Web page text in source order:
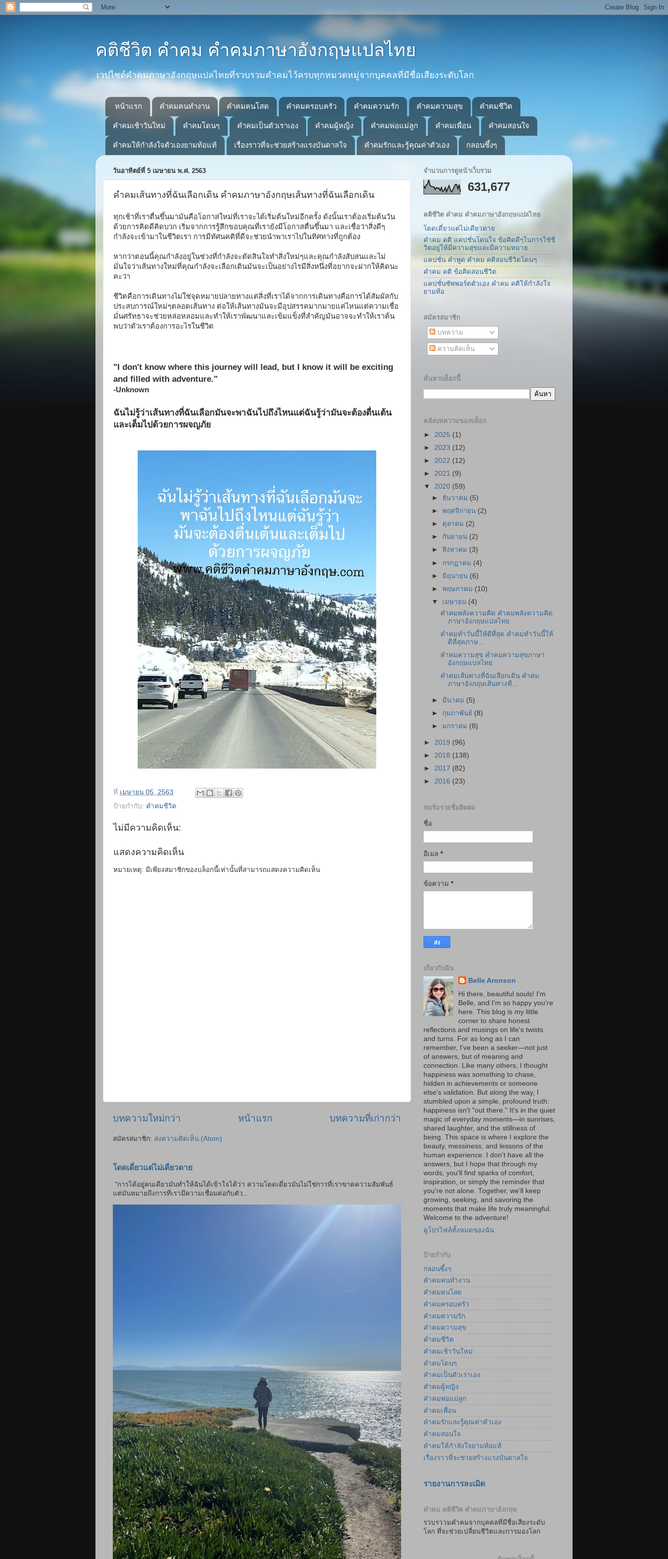
คติชีวิต คำคม คำคมภาษาอังกฤษแปลไทย
เวปไซด์คำคมภาษาอังกฤษแปลไทยที่รวบรวมคำคมไว้ครบทุกหมวดหมู่จากบุคคลที่มีชื่อเสียงระดับโลก
หน้าแรก คำคมคนทำงาน คำคมคนโสด คำคมครอบครัว คำคมความรัก คำคมความสุข คำคมชีวิต
คำคมเช้าวันใหม่ คำคมโดนๆ คำคมเป็นตัวเราเอง คำคมผู้หญิง คำคมพ่อแม่ลูก คำคมเพื่อน คำคมสอนใจ
คำคมให้กำลังใจตัวเองยามท้อแท้ เรื่องราวที่จะช่วยสร้างแรงบันดาลใจ คำคมรักและรู้คุณค่าตัวเอง กลอนซึ้งๆ
วันอาทิตย์ที่ 5 เมษายน พ.ศ. 2563
คำคมเส้นทางที่ฉันเลือกเดิน คำคมภาษาอังกฤษเส้นทางที่ฉันเลือกเดิน
ทุกเช้าที่เราตื่นขึ้นมามันคือโอกาสใหม่ที่เราจะได้เริ่มต้นใหม่อีกครั้ง ดังนั้นเราต้องเริ่มต้นวัน
ด้วยการคิดดีคิดบวก เริ่มจากการรู้สึกขอบคุณที่เรายังมีโอกาสตื่นขึ้นมา และเชื่อว่าสิ่งดีๆ
กำลังจะเข้ามาในชีวิตเรา การมีทัศนคติที่ดีจะช่วยนำพาเราไปในทิศทางที่ถูกต้อง
หากว่าตอนนี้คุณกำลังอยู่ในช่วงที่กำลังจะตัดสินใจทำสิ่งใหม่ๆและคุณกำลังสับสนและไม่
มั่นใจว่าเส้นทางใหม่ที่คุณกำลังจะเลือกเดินมันจะเป็นอย่างไรมีสิ่งหนึ่งที่อยากจะฝากให้คิดนะ
คะว่า
ชีวิตคือการเดินทางไม่ใช่จุดหมายปลายทางแต่สิ่งที่เราได้จากการเดินทางคือการได้สัมผัสกับ
ประสบการณ์ใหม่ๆตลอดเส้นทาง ต่อให้เส้นทางมันจะมีอุปสรรคมากมายแค่ไหนแต่ความเชื่อ
มั่นศรัทธาจะช่วยหล่อหลอมและทำให้เราพัฒนาและเข้มแข็งที่สำคัญมันอาจจะทำให้เราค้น
พบว่าตัวเราต้องการอะไรในชีวิต
"I don't know where this journey will lead, but I know it will be exciting
and filled with adventure."
-Unknown
ฉันไม่รู้ว่าเส้นทางที่ฉันเลือกมันจะพาฉันไปถึงไหนแต่ฉันรู้ว่ามันจะต้องตื่นเต้น
และเต็มไปด้วยการผจญภัย
ที่ เมษายน 05, 2563
ป้ายกำกับ: คำคมชีวิต
ไม่มีความคิดเห็น:
แสดงความคิดเห็น
หมายเหตุ: มีเพียงสมาชิกของบล็อกนี้เท่านั้นที่สามารถแสดงความคิดเห็น
บทความใหม่กว่า บทความที่เก่ากว่า
หน้าแรก
สมัครสมาชิก: ส่งความคิดเห็น (Atom)
โดดเดี่ยวแต่ไม่เดียวดาย
"การได้อยู่คนเดียวมันทำให้ฉันได้เข้าใจได้ว่า ความโดดเดี่ยวมันไม่ใช่การที่เราขาดความสัมพันธ์
แต่มันหมายถึงการที่เรามีความเชื่อมต่อกับตัว...
จำนวนการดูหน้าเว็บรวม
631,677
คติชีวิต คำคม คำคมภาษาอังกฤษแปลไทย
โดดเดี่ยวแต่ไม่เดียวดาย
คำคม คติ แคปชั่นโดนใจ ข้อคิดดีๆในการใชัชี
วิตอยู่ให้มีความสุขและมีความหมาย
แคปชั่น คำพูด คำคม คติสอนชีวิตโดนๆ
คำคม คติ ข้อคิดสอนชีวิต
แคปชั่นซัพพอร์ตตัวเอง คำคม คติให้กำลังใจ
ยามท้อ
สมัครสมาชิก
บทความ
ความคิดเห็น
ค้นหาบล็อกนี้
คลังบทความของบล็อก
► 2025 (1)
► 2023 (12)
► 2022 (12)
► 2021 (9)
▼ 2020 (59)
► ธันวาคม (5)
►พฤศจิกายน (2)
► ตุลาคม (2)
► กันยายน (2)
► สิงหาคม (3)
► กรกฎาคม (4)
► มิถุนายน (6)
►พฤษภาคม (10)
▼ เมษายน (4)
คำคมพลังความคิด คำคมพลังความคิด
ภาษาอังกฤษแปลไทย
คำคมทำวันนี้ให้ดีที่สุด คำคมทำวันนี้ให้
ดีที่สุดภาษ...
คำคมความสุข คำคมความสุขภาษา
อังกฤษแปลไทย
คำคมเส้นทางที่ฉันเลือกเดิน คำคม
ภาษาอังกฤษเส้นทางที...
► มีนาคม (5)
► กุมภาพันธ์ (8)
► มกราคม (8)
► 2019 (96)
► 2018 (138)
► 2017 (82)
► 2016 (23)
ฟอร์มรายชื่อติดต่อ
ชื่อ
อีเมล *
ข้อความ *
เกี่ยวกับฉัน
Belle Aronson
Hi there, beautiful souls! I'm
Belle, and I'm so happy you're
here. This blog is my little
corner to share honest
reflections and musings on life's twists
and turns. For as long as I can
remember, I've been a seeker—not just
of answers, but of meaning and
connection. Like many others, I thought
happiness was something to chase,
hidden in achievements or someone
else's validation. But along the way, I
stumbled upon a simple, profound truth:
happiness isn't "out there." It's in the quiet
magic of everyday moments—in sunrises,
shared laughter, and the stillness of
being. This space is where I explore the
beauty, messiness, and lessons of the
human experience. I don't have all the
answers, but I hope that through my
words, you'll find sparks of comfort,
inspiration, or simply the reminder that
you're not alone. Together, we'll keep
growing, seeking, and savoring the
moments that make life truly meaningful.
Welcome to the adventure!
ดูโปรไฟล์ทั้งหมดของฉัน
ป้ายกำกับ
กลอนซึ้งๆ
คำคมคนทำงาน
คำคมคนโสด
คำคมครอบครัว
คำคมความรัก
คำคมความสุข
คำคมชีวิต
คำคมเช้าวันใหม่
คำคมโดนๆ
คำคมเป็นตัวเราเอง
คำคมผู้หญิง
คำคมพ่อแม่ลูก
คำคมเพื่อน
คำคมรักและรู้คุณค่าตัวเอง
คำคมสอนใจ
คำคมให้กำลังใจยามท้อแท้
เรื่องราวที่จะช่วยสร้างแรงบันดาลใจ
รายงานการละเมิด
คำคม คติชีวิต คำคมภาษาอังกฤษ
รวบรววมคำคมจากบุคคลที่มีชื่อเสียงระดับ
โลก ที่จะช่วยเปลี่ยนชีวิตและการมองโลก